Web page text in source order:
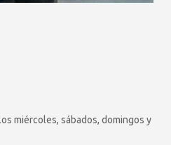
miércoles, sábados, domingos y